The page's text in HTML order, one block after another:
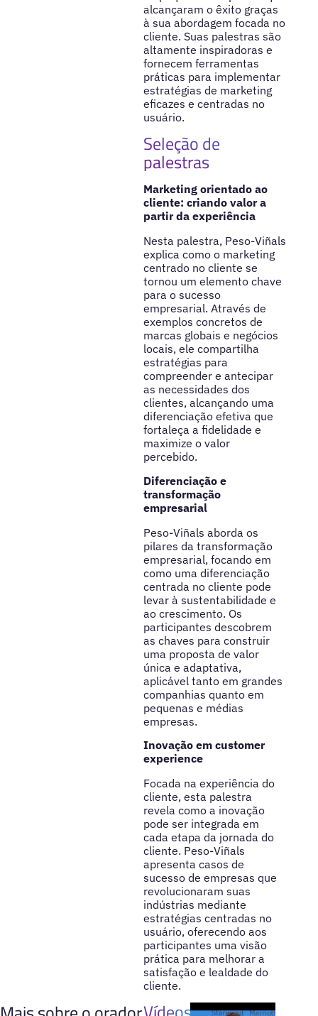
alcançaram o êxito graças
à sua abordagem focada no
cliente. Suas palestras são
altamente inspiradoras e
fornecem ferramentas
práticas para implementar
estratégias de marketing
eficazes e centradas no
usuário.
Seleção de
palestras
Marketing orientado ao
cliente: criando valor a
partir da experiência
Nesta palestra, Peso-Viñals
explica como o marketing
centrado no cliente se
tornou um elemento chave
para o sucesso
empresarial. Através de
exemplos concretos de
marcas globais e negócios
locais, ele compartilha
estratégias para
compreender e antecipar
as necessidades dos
clientes, alcançando uma
diferenciação efetiva que
fortaleça a fidelidade e
maximize o valor
percebido.
Diferenciação e
transformação
empresarial
Peso-Viñals aborda os
pilares da transformação
empresarial, focando em
como uma diferenciação
centrada no cliente pode
levar à sustentabilidade e
ao crescimento. Os
participantes descobrem
as chaves para construir
uma proposta de valor
única e adaptativa,
aplicável tanto em grandes
companhias quanto em
pequenas e médias
empresas.
Inovação em customer
experience
Focada na experiência do
cliente, esta palestra
revela como a inovação
pode ser integrada em
cada etapa da jornada do
cliente. Peso-Viñals
apresenta casos de
sucesso de empresas que
revolucionaram suas
indústrias mediante
estratégias centradas no
usuário, oferecendo aos
participantes uma visão
prática para melhorar a
satisfação e lealdade do
cliente.